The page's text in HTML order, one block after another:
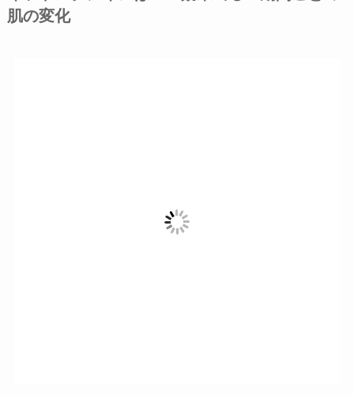
肌の変化